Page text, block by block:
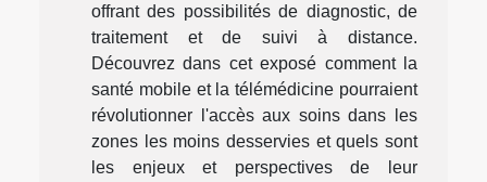
offrant des possibilités de diagnostic, de
traitement et de suivi à distance.
Découvrez dans cet exposé comment la
santé mobile et la télémédicine pourraient
révolutionner l'accès aux soins dans les
zones les moins desservies et quels sont
les enjeux et perspectives de leur